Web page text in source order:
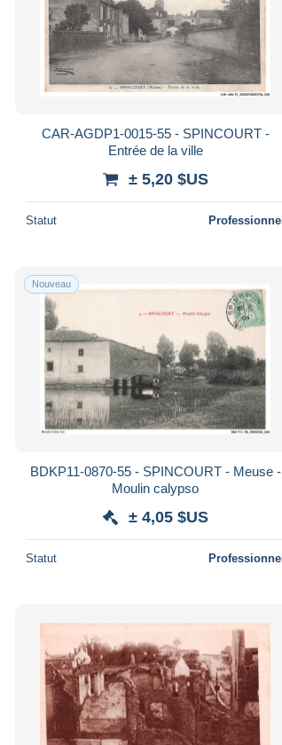
CAR-AGDP1-0015-55 - SPINCOURT -
Entrée de la ville
± 5,20 $US
Statut Professionnel
Nouveau
BDKP11-0870-55 - SPINCOURT - Meuse -
Moulin calypso
± 4,05 $US
Statut Professionnel